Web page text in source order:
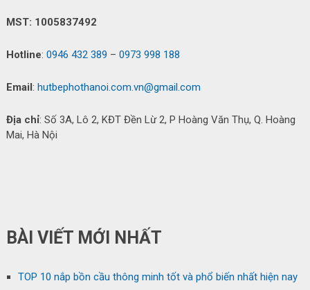
MST: 1005837492
Hotline: 0946 432 389 – 0973 998 188
Email: hutbephothanoi.com.vn@gmail.com
Địa chỉ: Số 3A, Lô 2, KĐT Đền Lừ 2, P Hoàng Văn Thụ, Q. Hoàng
Mai, Hà Nội
BÀI VIẾT MỚI NHẤT
TOP 10 nắp bồn cầu thông minh tốt và phổ biến nhất hiện nay